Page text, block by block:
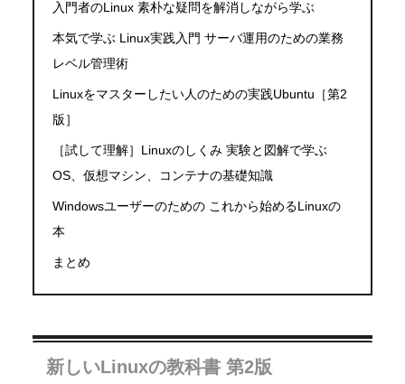
入門者のLinux 素朴な疑問を解消しながら学ぶ
本気で学ぶ Linux実践入門 サーバ運用のための業務
レベル管理術
Linuxをマスターしたい人のための実践Ubuntu［第2
版］
［試して理解］Linuxのしくみ 実験と図解で学ぶ
OS、仮想マシン、コンテナの基礎知識
Windowsユーザーのための これから始めるLinuxの
本
まとめ
新しいLinuxの教科書 第2版